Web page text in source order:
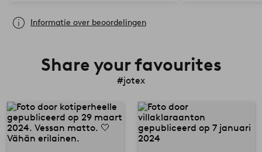
Informatie over beoordelingen
Share your favourites
#jotex